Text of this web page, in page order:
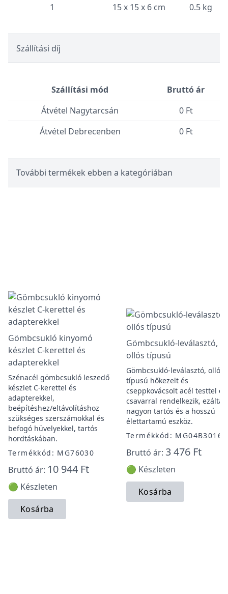
1 15 x 15 x 6 cm 0.5 kg
Szállítási díj
Szállítási mód
Bruttó ár
Átvétel Nagytarcsán
0 Ft
Átvétel Debrecenben
0 Ft
További termékek ebben a kategóriában
Gömbcsukló kinyomó
készlet C-kerettel és
adapterekkel
Szénacél gömbcsukló leszedő
készlet C-kerettel és
adapterekkel,
beépítéshez/eltávolításhoz
szükséges szerszámokkal és
befogó hüvelyekkel, tartós
hordtáskában.
Termékkód: MG76030
Bruttó ár: 10 944 Ft
🟢 Készleten
Kosárba
Gömbcsukló-leválasztó,
ollós típusú
Gömbcsukló-leválasztó, ollós
típusú hőkezelt és
cseppkovácsolt acél testtel és
csavarral rendelkezik, ezáltal
nagyon tartós és a hosszú
élettartamú eszköz.
Termékkód: MG04B3016
Bruttó ár: 3 476 Ft
🟢 Készleten
Kosárba